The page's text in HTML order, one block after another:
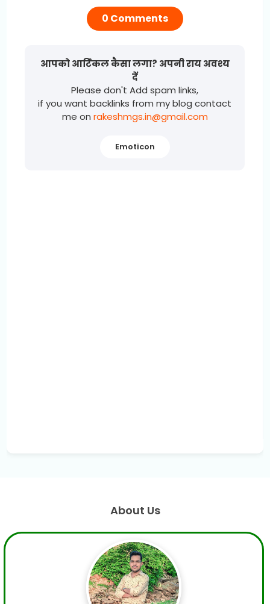
0 Comments
आपको आर्टिकल कैसा लगा? अपनी राय अवश्य
दें
Please don't Add spam links,
if you want backlinks from my blog contact
me on rakeshmgs.in@gmail.com
Emoticon
About Us